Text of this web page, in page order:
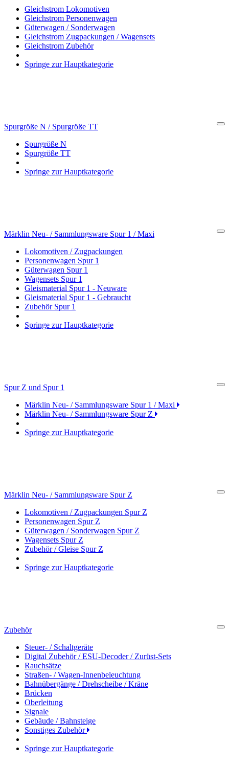
Gleichstrom Lokomotiven
Gleichstrom Personenwagen
Güterwagen / Sonderwagen
Gleichstrom Zugpackungen / Wagensets
Gleichstrom Zubehör
Springe zur Hauptkategorie
Spurgröße N / Spurgröße TT
Spurgröße N
Spurgröße TT
Springe zur Hauptkategorie
Märklin Neu- / Sammlungsware Spur 1 / Maxi
Lokomotiven / Zugpackungen
Personenwagen Spur 1
Güterwagen Spur 1
Wagensets Spur 1
Gleismaterial Spur 1 - Neuware
Gleismaterial Spur 1 - Gebraucht
Zubehör Spur 1
Springe zur Hauptkategorie
Spur Z und Spur 1
Märklin Neu- / Sammlungsware Spur 1 / Maxi
Märklin Neu- / Sammlungsware Spur Z
Springe zur Hauptkategorie
Märklin Neu- / Sammlungsware Spur Z
Lokomotiven / Zugpackungen Spur Z
Personenwagen Spur Z
Güterwagen / Sonderwagen Spur Z
Wagensets Spur Z
Zubehör / Gleise Spur Z
Springe zur Hauptkategorie
Zubehör
Steuer- / Schaltgeräte
Digital Zubehör / ESU-Decoder / Zurüst-Sets
Rauchsätze
Straßen- / Wagen-Innenbeleuchtung
Bahnübergänge / Drehscheibe / Kräne
Brücken
Oberleitung
Signale
Gebäude / Bahnsteige
Sonstiges Zubehör
Springe zur Hauptkategorie